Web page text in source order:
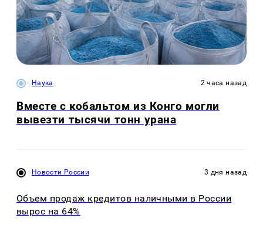
Наука 2 часа назад
Вместе с кобальтом из Конго могли
вывезти тысячи тонн урана
Новости России 3 дня назад
Объем продаж кредитов наличными в России
вырос на 64%